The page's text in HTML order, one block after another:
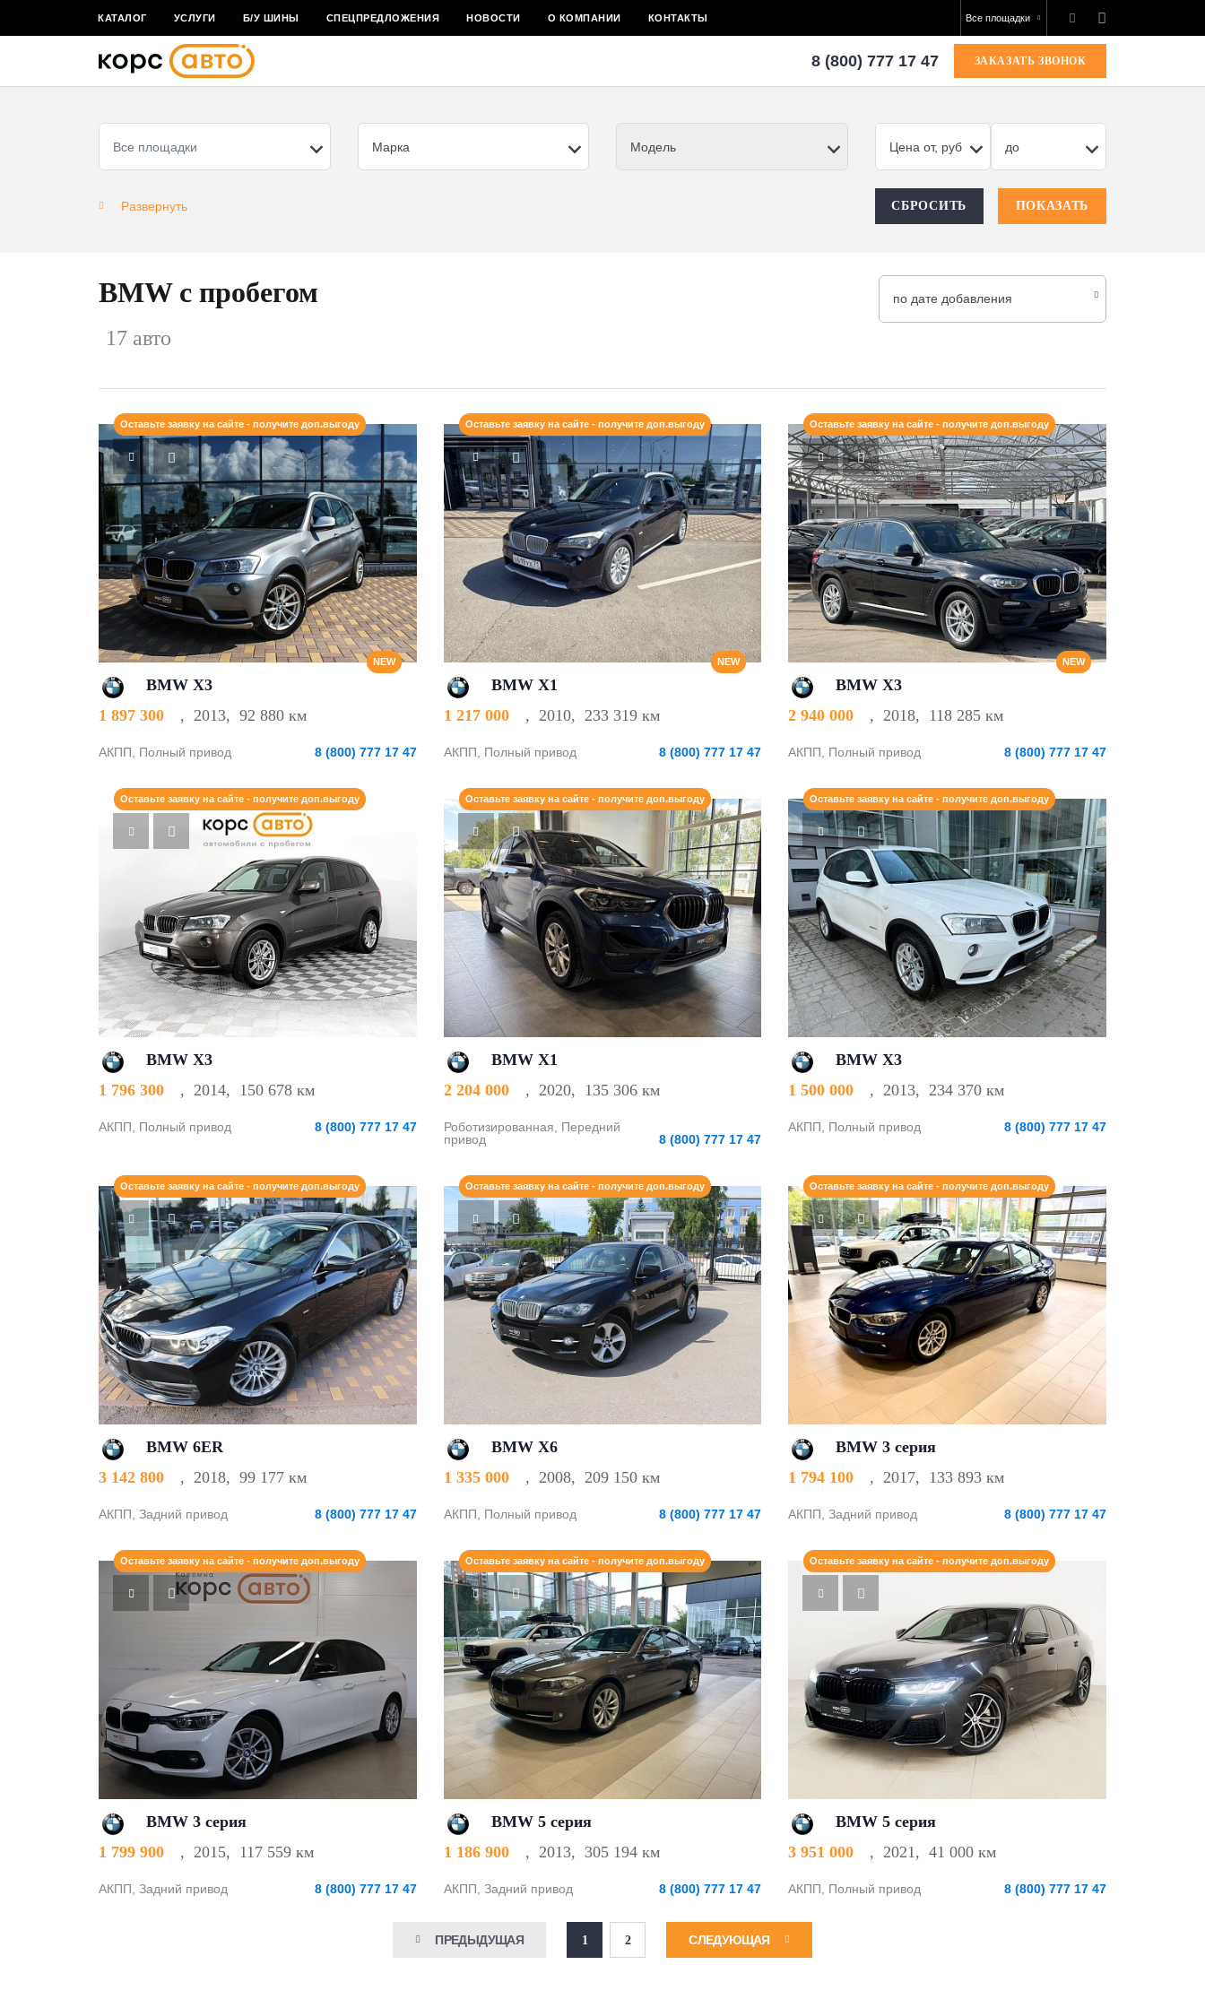
КАТАЛОГ УСЛУГИ Б/У ШИНЫ СПЕЦПРЕДЛОЖЕНИЯ НОВОСТИ О КОМПАНИИ КОНТАКТЫ Все площадки
8 (800) 777 17 47 ЗАКАЗАТЬ ЗВОНОК
Все площадки Марка Модель Цена от, руб до
Развернуть СБРОСИТЬ ПОКАЗАТЬ
BMW с пробегом
17 авто
по дате добавления
NEW
Оставьте заявку на сайте - получите доп.выгоду
BMW X3
1 897 300
, 2013, 92 880 км
АКПП, Полный привод 8 (800) 777 17 47
NEW
Оставьте заявку на сайте - получите доп.выгоду
BMW X1
1 217 000
, 2010, 233 319 км
АКПП, Полный привод 8 (800) 777 17 47
NEW
Оставьте заявку на сайте - получите доп.выгоду
BMW X3
2 940 000
, 2018, 118 285 км
АКПП, Полный привод 8 (800) 777 17 47
Оставьте заявку на сайте - получите доп.выгоду
BMW X3
1 796 300
, 2014, 150 678 км
АКПП, Полный привод 8 (800) 777 17 47
Оставьте заявку на сайте - получите доп.выгоду
BMW X1
2 204 000
, 2020, 135 306 км
Роботизированная, Передний
привод
8 (800) 777 17 47
Оставьте заявку на сайте - получите доп.выгоду
BMW X3
1 500 000
, 2013, 234 370 км
АКПП, Полный привод 8 (800) 777 17 47
Оставьте заявку на сайте - получите доп.выгоду
BMW 6ER
3 142 800
, 2018, 99 177 км
АКПП, Задний привод 8 (800) 777 17 47
Оставьте заявку на сайте - получите доп.выгоду
BMW X6
1 335 000
, 2008, 209 150 км
АКПП, Полный привод 8 (800) 777 17 47
Оставьте заявку на сайте - получите доп.выгоду
BMW 3 серия
1 794 100
, 2017, 133 893 км
АКПП, Задний привод 8 (800) 777 17 47
Оставьте заявку на сайте - получите доп.выгоду
BMW 3 серия
1 799 900
, 2015, 117 559 км
АКПП, Задний привод 8 (800) 777 17 47
Оставьте заявку на сайте - получите доп.выгоду
BMW 5 серия
1 186 900
, 2013, 305 194 км
АКПП, Задний привод 8 (800) 777 17 47
Оставьте заявку на сайте - получите доп.выгоду
BMW 5 серия
3 951 000
, 2021 , 41 000 км
АКПП, Полный привод 8 (800) 777 17 47
ПРЕДЫДУЩАЯ 1 2 СЛЕДУЮЩАЯ